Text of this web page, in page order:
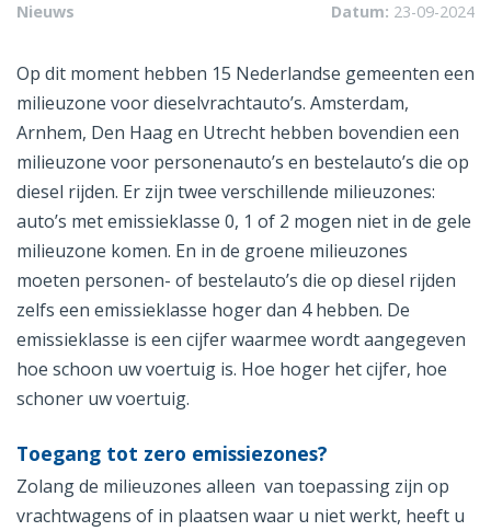
Nieuws Datum: 23-09-2024
Op dit moment hebben 15 Nederlandse gemeenten een
milieuzone voor dieselvrachtauto’s. Amsterdam,
Arnhem, Den Haag en Utrecht hebben bovendien een
milieuzone voor personenauto’s en bestelauto’s die op
diesel rijden. Er zijn twee verschillende milieuzones:
auto’s met emissieklasse 0, 1 of 2 mogen niet in de gele
milieuzone komen. En in de groene milieuzones
moeten personen- of bestelauto’s die op diesel rijden
zelfs een emissieklasse hoger dan 4 hebben. De
emissieklasse is een cijfer waarmee wordt aangegeven
hoe schoon uw voertuig is. Hoe hoger het cijfer, hoe
schoner uw voertuig.
Toegang tot zero emissiezones?
Zolang de milieuzones alleen van toepassing zijn op
vrachtwagens of in plaatsen waar u niet werkt, heeft u